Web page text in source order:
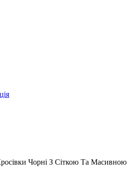
Чорні З Сіткою Та Масивною